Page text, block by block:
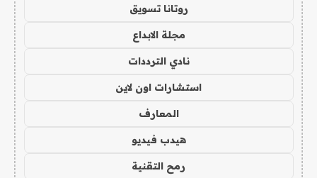
روتانا تسويق
مجلة الابداع
نادي الترددات
استشارات اون لاين
المعارف
هيدب فيديو
رمح التقنية